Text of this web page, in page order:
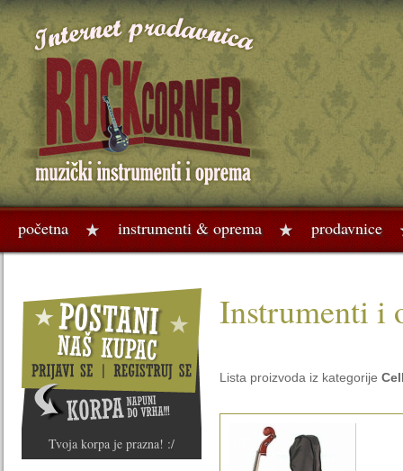
početna instrumenti & oprema prodavnice
Tvoja korpa je prazna! :/
Instrumenti i
Lista proizvoda iz kategorije